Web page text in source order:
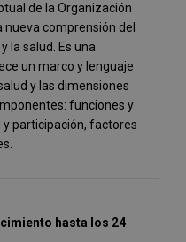
de la Organización
nueva comprensión del
la salud. Es una
un marco y lenguaje
y las dimensiones
funciones y
participación, factores
hasta los 24